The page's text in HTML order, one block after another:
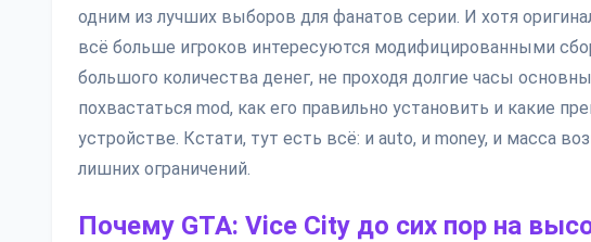
одним из лучших выборов для фанатов серии. И хотя
всё больше игроков интересуются модифицированными
большого количества денег, не проходя долгие часы
похвастаться mod, как его правильно установить и какие
устройстве. Кстати, тут есть всё: и auto, и money, и масса
лишних ограничений.
Почему GTA: Vice City до сих пор на